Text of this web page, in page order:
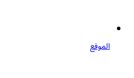
الموقع